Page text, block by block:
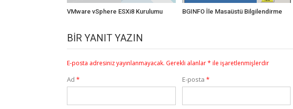
VMware vSphere ESXi8 Kurulumu BGINFO İle Masaüstü Bilgilendirme
BIR YANIT YAZIN
E-posta adresiniz yayınlanmayacak. Gerekli alanlar* ile işaretlenmişlerdir
Ad * E-posta *